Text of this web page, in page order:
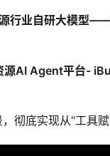
行业自研大模型
源AI Agent平台-
彻底实现从“工具